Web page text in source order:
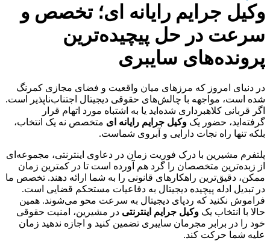
وکیل جرایم رایانه ای؛ تخصص و
سرعت در حل پیچیده‌ترین
پرونده‌های سایبری
در دنیای امروز که مرزهای میان واقعیت و فضای مجازی کمرنگ
شده است، مواجهه با چالش‌های حقوقی دیجیتال اجتناب‌ناپذیر است.
اگر قربانی کلاهبرداری شده‌اید یا به اشتباه مورد اتهام قرار
گرفته‌اید، حضور یک وکیل جرایم رایانه ای متخصص نه یک انتخاب،
بلکه تنها راه نجات دارایی و آبروی شماست.
پلتفرم مشیرین با درک فوریت زمان در دعاوی اینترنتی، مجموعه‌ای
از زبده‌ترین متخصصان را گرد هم آورده است تا در کمترین زمان
ممکن، دقیق‌ترین راهکارهای قانونی را به شما ارائه دهند. تخصص ما
در تبدیل ادله پیچیده دیجیتال به دفاعیات مستحکم قضایی است.
فراموش نکنید که ردپای دیجیتال به سرعت محو می‌شوند. همین
حالا با انتخاب یک وکیل جرایم اینترنتی در مشیرین، امنیت حقوقی
خود را در برابر مجرمان سایبری تضمین کنید و اجازه ندهید زمان
علیه شما حرکت کند.